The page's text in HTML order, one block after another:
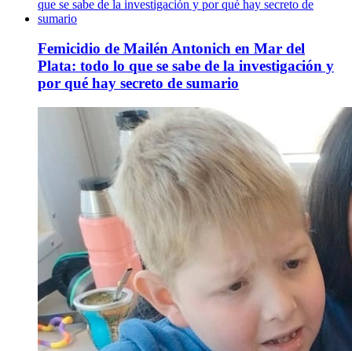
Femicidio de Mailén Antonich en Mar del
Plata: todo lo que se sabe de la investigación y
por qué hay secreto de sumario